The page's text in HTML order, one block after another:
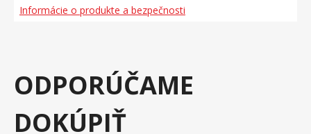
Informácie o produkte a bezpečnosti
ODPORÚČAME
DOKÚPIŤ